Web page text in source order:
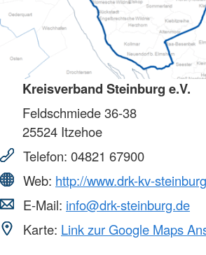
Kreisverband Steinburg e.V.
Feldschmiede 36-38
25524 Itzehoe
Telefon: 04821 67900
Web: http://www.drk-kv-
E-Mail: info@drk-steinburg.de
Karte: Link zur Google Maps